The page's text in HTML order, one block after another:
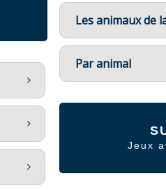
Les animaux de
Par animal
Jeux